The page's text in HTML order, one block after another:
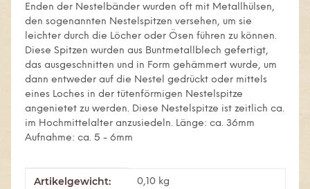
Enden der Nestelbänder wurden oft mit Metallhülsen,
den sogenannten Nestelspitzen versehen, um sie
leichter durch die Löcher oder Ösen führen zu können.
Diese Spitzen wurden aus Buntmetallblech gefertigt,
das ausgeschnitten und in Form gehämmert wurde, um
dann entweder auf die Nestel gedrückt oder mittels
eines Loches in der tütenförmigen Nestelspitze
angenietet zu werden. Diese Nestelspitze ist zeitlich ca.
im Hochmittelalter anzusiedeln. Länge: ca. 36mm
Aufnahme: ca. 5 - 6mm
Produkteigenschaft
Wert
Artikelgewicht: 0,10 kg